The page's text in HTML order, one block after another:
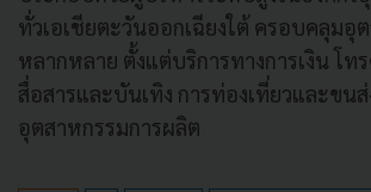
ทั่วเอเชียตะวันออกเฉียงใต้ ครอบคลุมอุ
หลากหลาย ตั้งแต่บริการทางการเงิน โท
สื่อสารและบันเทิง การท่องเที่ยวและขน
อุตสาหกรรมการผลิต